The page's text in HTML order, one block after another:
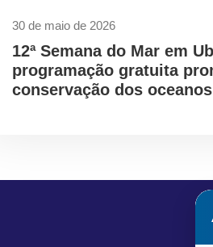
30 de maio de 2026
12ª Semana do Mar em
programação gratuita
conservação dos oceanos